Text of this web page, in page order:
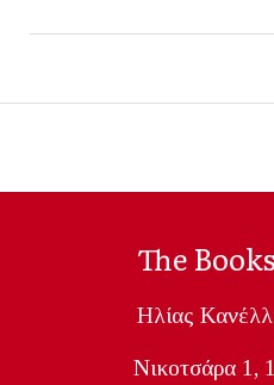
The
Ηλίας
Nικοτσάρα 1,